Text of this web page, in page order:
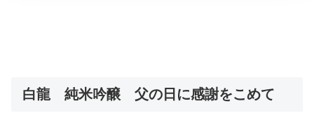
白龍 純米吟醸 父の日に感謝をこめて